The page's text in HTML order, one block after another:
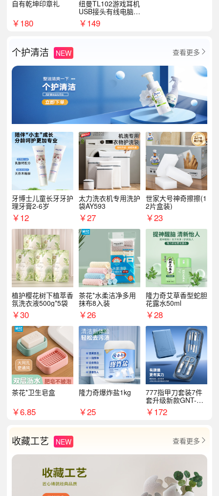
自有乾坤印章礼
￥180
纽曼TL102游戏耳机
USB接头有线电脑耳
机耳麦
￥149
个护清洁 NEW 查看更多 
牙博士儿童长牙牙护
理牙膏2-6岁
￥12
太力洗衣机专用洗护
袋AY593
￥27
世家大号神奇擦擦(1
2片盒装)
￥23
植护樱花树下植萃香
氛洗衣液500g*5袋
￥30
茶花*水柔洁净多用
抹布8入装
￥26
隆力奇艾草香型蛇胆
花露水50ml
￥28
茶花*卫生皂盒
￥6.85
隆力奇爆炸盐1kg
￥25
777指甲刀套装7件
套升级新款GNT-PM
072
￥172
收藏工艺 NEW 查看更多 